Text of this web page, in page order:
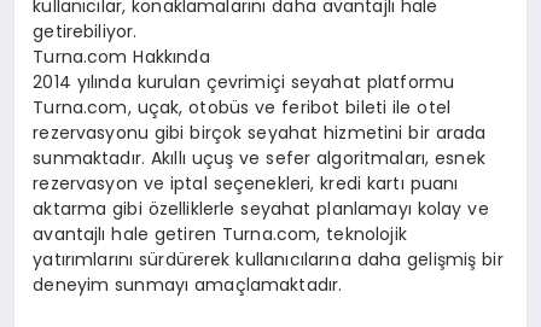
kullanıcılar, konaklamalarını daha avantajlı hale
getirebiliyor.
Turna.com Hakkında
2014 yılında kurulan çevrimiçi seyahat platformu
Turna.com, uçak, otobüs ve feribot bileti ile otel
rezervasyonu gibi birçok seyahat hizmetini bir arada
sunmaktadır. Akıllı uçuş ve sefer algoritmaları, esnek
rezervasyon ve iptal seçenekleri, kredi kartı puanı
aktarma gibi özelliklerle seyahat planlamayı kolay ve
avantajlı hale getiren Turna.com, teknolojik
yatırımlarını sürdürerek kullanıcılarına daha gelişmiş bir
deneyim sunmayı amaçlamaktadır.